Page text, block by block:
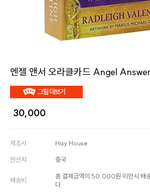
엔젤 앤서 오라클카드 Angel
30,000
제조사 Hay House
원산지 중국
배송비
총 결제금액이 50,000원 미만시 배
다.